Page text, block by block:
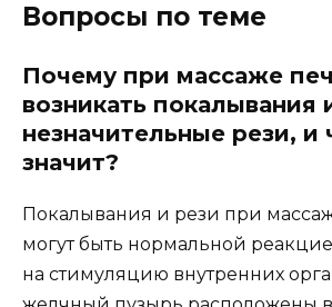
Вопросы по теме
Почему при массаже
возникать покалывания
незначительные рези, и
значит?
Покалывания и рези при
могут быть нормальной
на стимуляцию внутренних